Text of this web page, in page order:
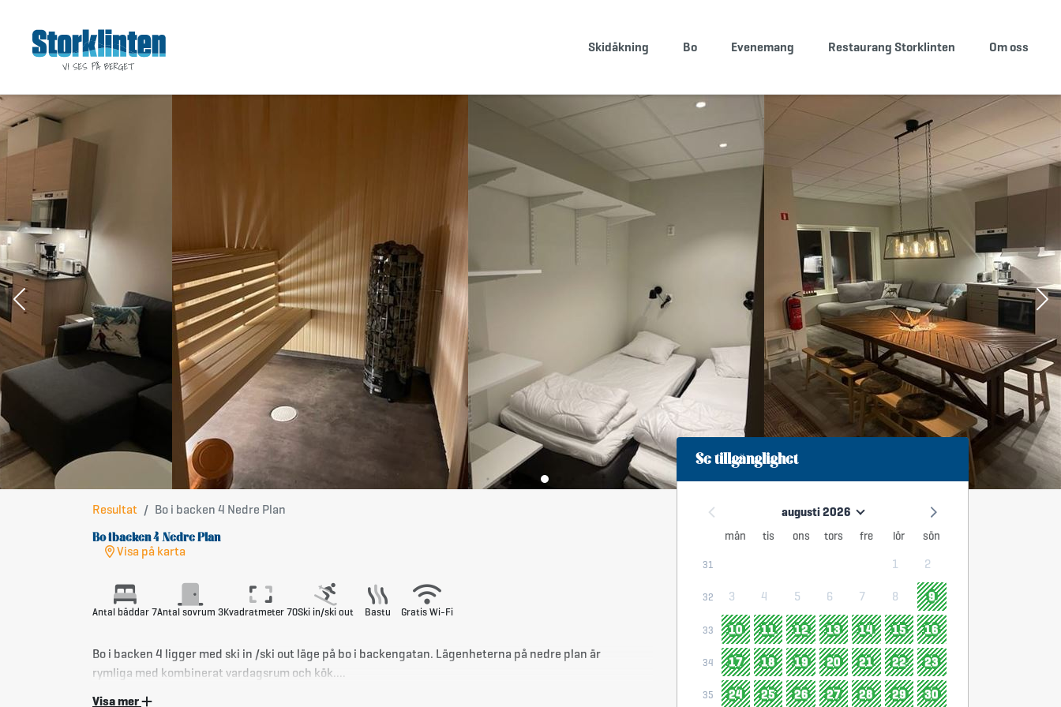
Skidåkning Bo Evenemang Restaurang Storklinten Om oss
Resultat
Bo i backen 4 Nedre Plan
Bo i backen 4 Nedre Plan
Visa på karta
Antal bäddar 7Antal sovrum 3Kvadratmeter 70Ski in/ski out Bastu Gratis Wi-Fi
Bo i backen 4 ligger med ski in /ski out läge på bo i backengatan. Lägenheterna på nedre plan är
rymliga med kombinerat vardagsrum och kök.
Visa mer
Se tillgänglighet
augusti 2026
mån
tis ons tors fre lör sön
31 1 2
32 3 4 5 6 7 8 9
33 10 11 12 13 14 15 16
34 17 18 19 20 21 22 23
35 24 25 26 27 28 29 30